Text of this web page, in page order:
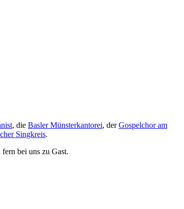
, die Basler Münsterkantorei, derGospelchor am
Singkreis.
bei uns zu Gast.